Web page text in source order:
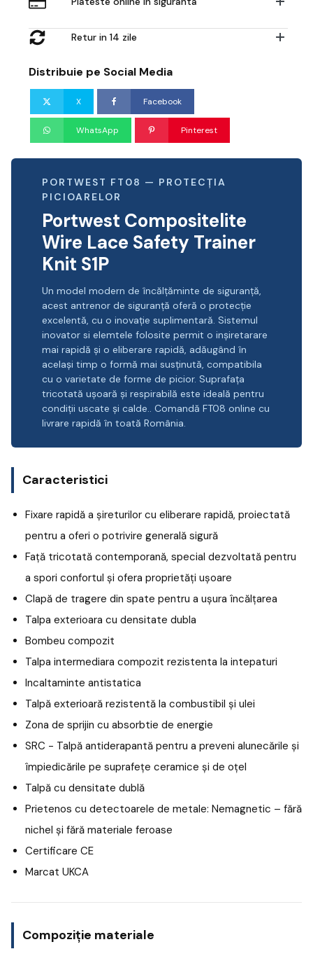
Retur in 14 zile
Distribuie pe Social Media
X Facebook
WhatsApp Pinterest
PORTWEST FT08 — PROTECȚIA
PICIOARELOR
Portwest Compositelite
Wire Lace Safety Trainer
Knit S1P
Un model modern de încălțăminte de siguranță,
acest antrenor de siguranță oferă o protecție
excelentă, cu o inovație suplimentară. Sistemul
inovator si elemtele folosite permit o inșiretarare
mai rapidă și o eliberare rapidă, adăugând în
același timp o formă mai susținută, compatibila
cu o varietate de forme de picior. Suprafața
tricotată ușoară și respirabilă este ideală pentru
condiții uscate și calde.. Comandă FT08 online cu
livrare rapidă în toată România.
Caracteristici
Fixare rapidă a șireturilor cu eliberare rapidă, proiectată
pentru a oferi o potrivire generală sigură
Față tricotată contemporană, special dezvoltată pentru
a spori confortul și ofera proprietăți ușoare
Clapă de tragere din spate pentru a ușura încălțarea
Talpa exterioara cu densitate dubla
Bombeu compozit
Talpa intermediara compozit rezistenta la intepaturi
Incaltaminte antistatica
Talpă exterioară rezistentă la combustibil și ulei
Zona de sprijin cu absorbtie de energie
SRC - Talpă antiderapantă pentru a preveni alunecările și
împiedicările pe suprafețe ceramice și de oțel
Talpă cu densitate dublă
Prietenos cu detectoarele de metale: Nemagnetic – fără
nichel și fără materiale feroase
Certificare CE
Marcat UKCA
Compoziție materiale